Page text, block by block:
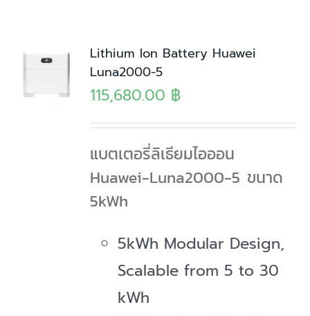
Lithium Ion Battery Huawei
Luna2000-5
115,680.00 ฿
แบตเตอรี่ลิเธียมไอออน
Huawei-Luna2000-5 ขนาด
5kWh
5kWh Modular Design,
Scalable from 5 to 30
kWh